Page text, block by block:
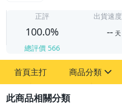
正評
100.0%
總評價 566
出貨速度
-- 天
首頁主打 商品分類
圖書/影音/文具